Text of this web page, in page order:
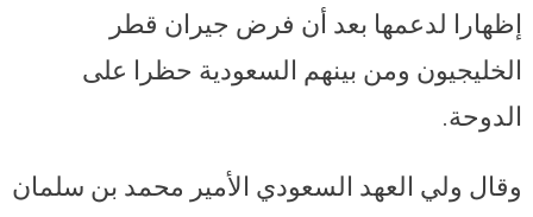
إظهارا لدعمها بعد أن فرض جيران قطر
الخليجيون ومن بينهم السعودية حظرا على
الدوحة.
وقال ولي العهد السعودي الأمير محمد بن سلمان